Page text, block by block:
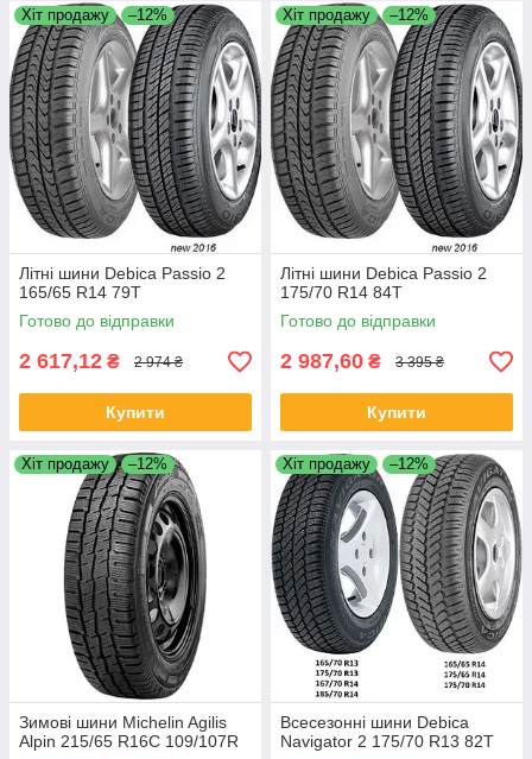
Хіт продажу –12%
Літні шини Debica Passio 2
165/65 R14 79T
Готово до відправки
2 617,12 ₴ 2 974 ₴
Купити
Хіт продажу –12%
Літні шини Debica Passio 2
175/70 R14 84T
Готово до відправки
2 987,60 ₴ 3 395 ₴
Купити
Хіт продажу –12%
Зимові шини Michelin Agilis
Alpin 215/65 R16C 109/107R
Хіт продажу –12%
Всесезонні шини Debica
Navigator 2 175/70 R13 82T